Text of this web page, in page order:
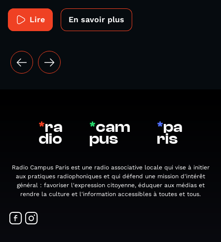
Lire En savoir plus
*ra
dio
*cam
pus
*pa
ris
Radio Campus Paris est une radio associative locale qui vise à initier
aux pratiques radiophoniques et qui défend une mission d'intérêt
général : favoriser l'expression citoyenne, éduquer aux médias et
rendre la culture et l'information accessibles à toutes et tous.